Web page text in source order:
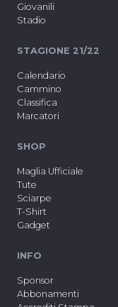
Giovanili
Stadio
STAGIONE 21/22
Calendario
Cammino
Classifica
Marcatori
SHOP
Maglia Ufficiale
Tute
Sciarpe
T-Shirt
Gadget
INFO
Sponsor
Abbonamenti